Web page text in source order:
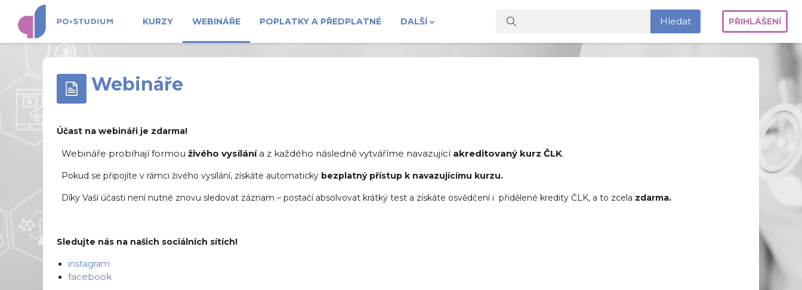
Přejít k hlavnímu obsahu
KURZY
WEBINÁŘE POPLATKY A PŘEDPLATNÉ DALŠÍ Vyhledat kurzy Hledat PŘIHLÁŠENÍ
Webináře
Účast na webináři je zdarma!
Webináře probíhajíformou živého vysílánía z každého následně vytváříme navazující akreditovaný kurz ČLK.
Pokud se připojíte v rámci živého vysílání, získáte automaticky bezplatný přístup k navazujícímu kurzu.
Díky Vaší účasti není nutné znovu sledovat záznam – postačí absolvovat krátký test a získáte osvědčení i přidělené kredity ČLK, a to zcela zdarma.
Sledujte nás na našich sociálních sítích!
instagram
facebook